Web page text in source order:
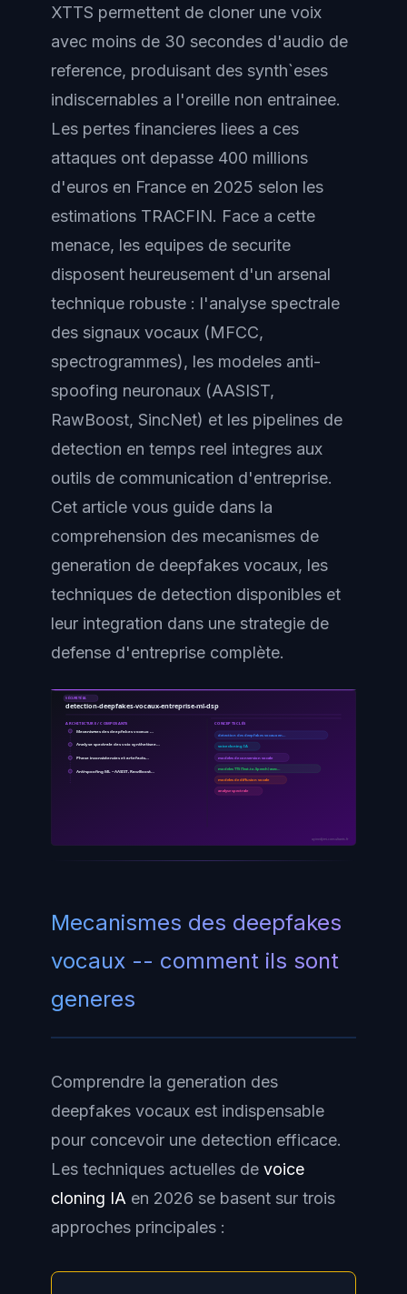
XTTS permettent de cloner une voix
avec moins de 30 secondes d'audio de
reference, produisant des synth`eses
indiscernables a l'oreille non entrainee.
Les pertes financieres liees a ces
attaques ont depasse 400 millions
d'euros en France en 2025 selon les
estimations TRACFIN. Face a cette
menace, les equipes de securite
disposent heureusement d'un arsenal
technique robuste : l'analyse spectrale
des signaux vocaux (MFCC,
spectrogrammes), les modeles anti-
spoofing neuronaux (AASIST,
RawBoost, SincNet) et les pipelines de
detection en temps reel integres aux
outils de communication d'entreprise.
Cet article vous guide dans la
comprehension des mecanismes de
generation de deepfakes vocaux, les
techniques de detection disponibles et
leur integration dans une strategie de
defense d'entreprise complète.
SÉCURITÉ IA
detection-deepfakes-vocaux-entreprise-ml-dsp
ARCHITECTURE / COMPOSANTS
Mecanismes des deepfakes vocaux …
Analyse spectrale des voix synthetisee…
Phase inconsistencies et artefacts…
Anti-spoofing ML -- AASIST, RawBoost…
CONCEPTS CLÉS
detection des deepfakes vocaux en…
voice cloning IA
modeles de conversion vocale
modeles TTS (Text-to-Speech) avec…
modeles de diffusion vocale
analyse spectrale
ayinedjimi-consultants.fr
Mecanismes des deepfakes
vocaux -- comment ils sont
generes
Comprendre la generation des
deepfakes vocaux est indispensable
pour concevoir une detection efficace.
Les techniques actuelles de voice
cloning IA en 2026 se basent sur trois
approches principales :